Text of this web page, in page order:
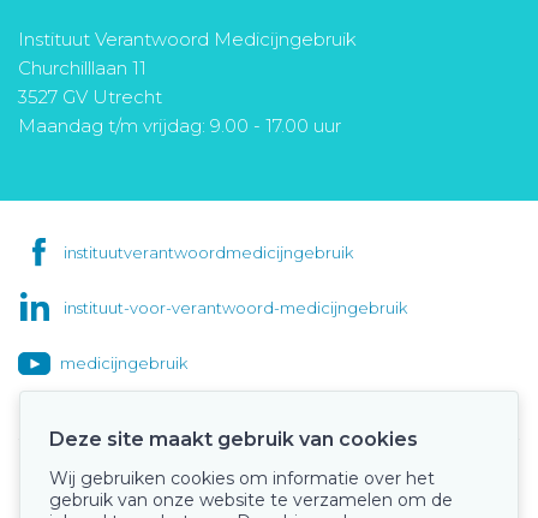
Instituut Verantwoord Medicijngebruik
Churchilllaan 11
3527 GV Utrecht
Maandag t/m vrijdag: 9.00 - 17.00 uur
instituutverantwoordmedicijngebruik
instituut-voor-verantwoord-medicijngebruik
medicijngebruik
Onze keurmerken
Deze site maakt gebruik van cookies
Wij gebruiken cookies om informatie over het
gebruik van onze website te verzamelen om de